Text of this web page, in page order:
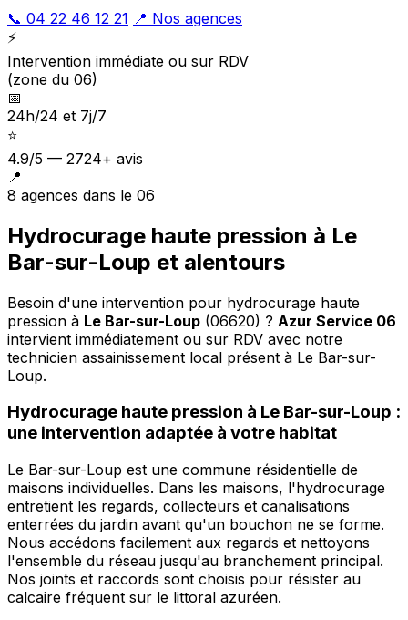
📞 04 22 46 12 21 📍 Nos agences
⚡
Intervention immédiate ou sur RDV
(zone du 06)
📅
24h/24 et 7j/7
⭐
4.9/5 — 2724+ avis
📍
8 agences dans le 06
Hydrocurage haute pression à Le
Bar-sur-Loup et alentours
Besoin d'une intervention pour hydrocurage haute
pression à Le Bar-sur-Loup (06620) ? Azur Service 06
intervient immédiatement ou sur RDV avec notre
technicien assainissement local présent à Le Bar-sur-
Loup.
Hydrocurage haute pression à Le Bar-sur-Loup :
une intervention adaptée à votre habitat
Le Bar-sur-Loup est une commune résidentielle de
maisons individuelles. Dans les maisons, l'hydrocurage
entretient les regards, collecteurs et canalisations
enterrées du jardin avant qu'un bouchon ne se forme.
Nous accédons facilement aux regards et nettoyons
l'ensemble du réseau jusqu'au branchement principal.
Nos joints et raccords sont choisis pour résister au
calcaire fréquent sur le littoral azuréen.